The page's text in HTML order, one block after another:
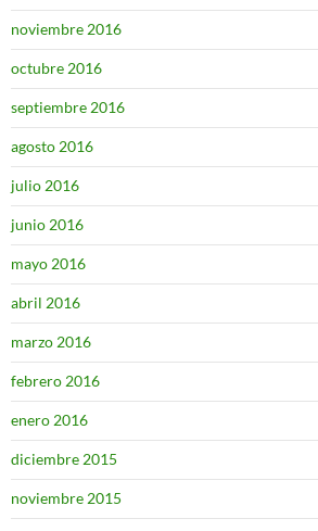
noviembre 2016
octubre 2016
septiembre 2016
agosto 2016
julio 2016
junio 2016
mayo 2016
abril 2016
marzo 2016
febrero 2016
enero 2016
diciembre 2015
noviembre 2015